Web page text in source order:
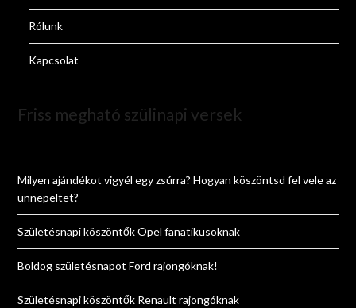
Rólunk
Kapcsolat
Friss megható szülinapi versek
Milyen ajándékot vigyél egy zsúrra? Hogyan köszöntsd fel vele az
ünnepeltet?
Születésnapi köszöntők Opel fanatikusoknak
Boldog születésnapot Ford rajongóknak!
Születésnapi köszöntők Renault rajongóknak